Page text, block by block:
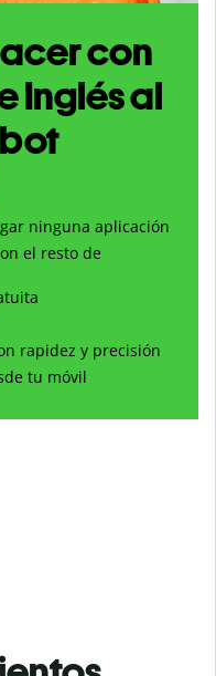
con
Inglés al
ninguna aplicación
el resto de
rapidez y precisión
tu móvil